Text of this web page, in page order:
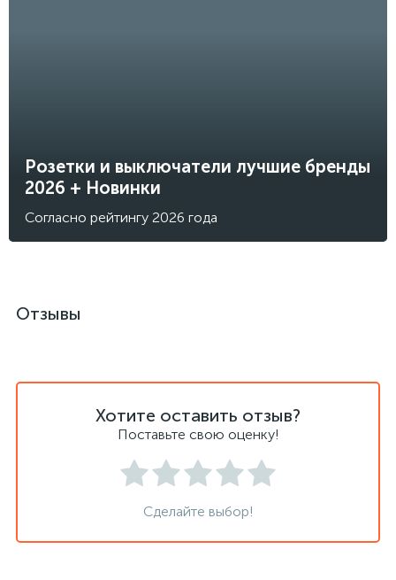
Розетки и выключатели лучшие бренды
2026 + Новинки
Согласно рейтингу 2026 года
Отзывы
Хотите оставить отзыв?
Поставьте свою оценку!
Сделайте выбор!